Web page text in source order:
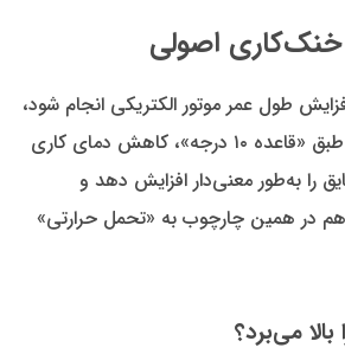
طول عمر موتور الکتریکی انجام شود،
آن کار کنترل دماست. طبق «قاعده ۱۰ درجه»، کاهش دمای کاری
را به‌طور معنی‌دار افزایش دهد و
در همین چارچوب به «تحمل حرارتی»
می‌برد؟